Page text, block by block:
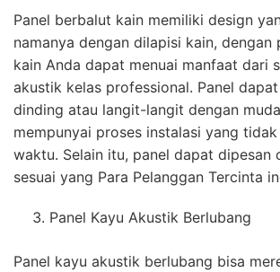
Panel berbalut kain memiliki design
namanya dengan dilapisi kain, dengan
kain Anda dapat menuai manfaat dari
akustik kelas professional. Panel
dinding atau langit-langit dengan
mempunyai proses instalasi yang
waktu. Selain itu, panel dapat dipesan
sesuai yang Para Pelanggan Tercinta
Panel Kayu Akustik Berlubang
Panel kayu akustik berlubang bisa